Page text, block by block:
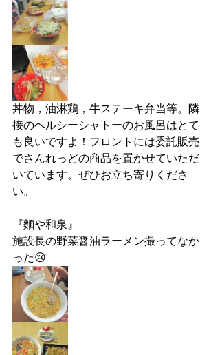
丼物，油淋鶏，牛ステーキ弁当等。隣
接のヘルシーシャトーのお風呂はとて
も良いですよ！フロントには委託販売
でさんれっどの商品を置かせていただ
いています。ぜひお立ち寄りくださ
い。
『麵や和泉』
施設長の野菜醤油ラーメン撮ってなか
った😢